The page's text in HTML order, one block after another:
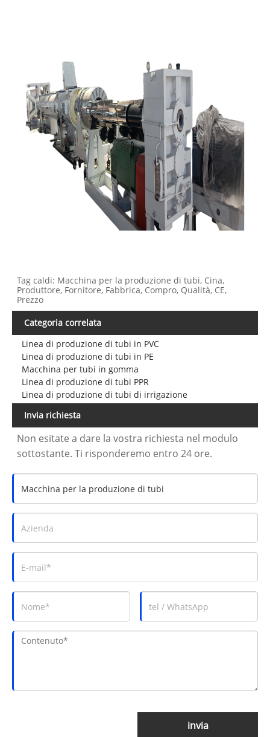
Tag caldi: Macchina per la produzione di tubi, Cina,
Produttore, Fornitore, Fabbrica, Compro, Qualità, CE,
Prezzo
Categoria correlata
Linea di produzione di tubi in PVC
Linea di produzione di tubi in PE
Macchina per tubi in gomma
Linea di produzione di tubi PPR
Linea di produzione di tubi di irrigazione
Invia richiesta
Non esitate a dare la vostra richiesta nel modulo
sottostante. Ti risponderemo entro 24 ore.
invia